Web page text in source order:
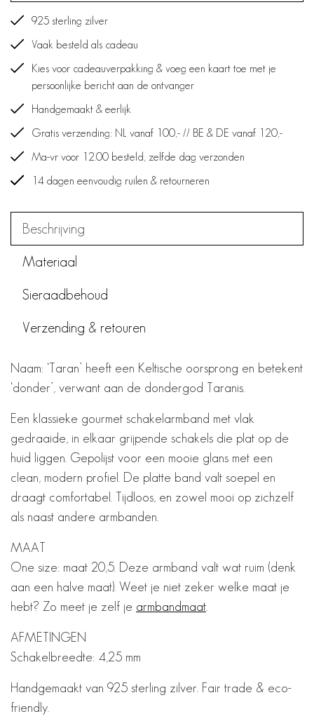
925 sterling zilver
Vaak besteld als cadeau
Kies voor cadeauverpakking & voeg een kaart toe met je
persoonlijke bericht aan de ontvanger
Handgemaakt & eerlijk
Gratis verzending: NL vanaf 100,- // BE & DE vanaf 120,-
Ma-vr voor 12.00 besteld, zelfde dag verzonden
14 dagen eenvoudig ruilen & retourneren
Beschrijving
Materiaal
Sieraadbehoud
Verzending & retouren
Naam: ‘Taran’ heeft een Keltische oorsprong en betekent
‘donder’, verwant aan de dondergod Taranis.
Een klassieke gourmet schakelarmband met vlak
gedraaide, in elkaar grijpende schakels die plat op de
huid liggen. Gepolijst voor een mooie glans met een
clean, modern profiel. De platte band valt soepel en
draagt comfortabel. Tijdloos, en zowel mooi op zichzelf
als naast andere armbanden.
MAAT
One size: maat 20,5. Deze armband valt wat ruim (denk
aan een halve maat). Weet je niet zeker welke maat je
hebt? Zo meet je zelf je armbandmaat
AFMETINGEN
Schakelbreedte: 4,25 mm
Handgemaakt van 925 sterling zilver. Fair trade & eco-
friendly.